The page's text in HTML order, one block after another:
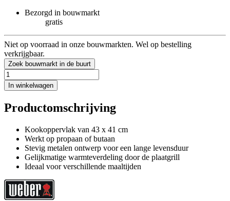
Bezorgd in bouwmarkt
gratis
Niet op voorraad in onze bouwmarkten. Wel op bestelling
verkrijgbaar.
Zoek bouwmarkt in de buurt
In winkelwagen
Productomschrijving
Kookoppervlak van 43 x 41 cm
Werkt op propaan of butaan
Stevig metalen ontwerp voor een lange levensduur
Gelijkmatige warmteverdeling door de plaatgrill
Ideaal voor verschillende maaltijden